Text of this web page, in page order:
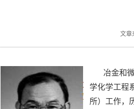
文章
冶金和
学化学工程
所）工作，